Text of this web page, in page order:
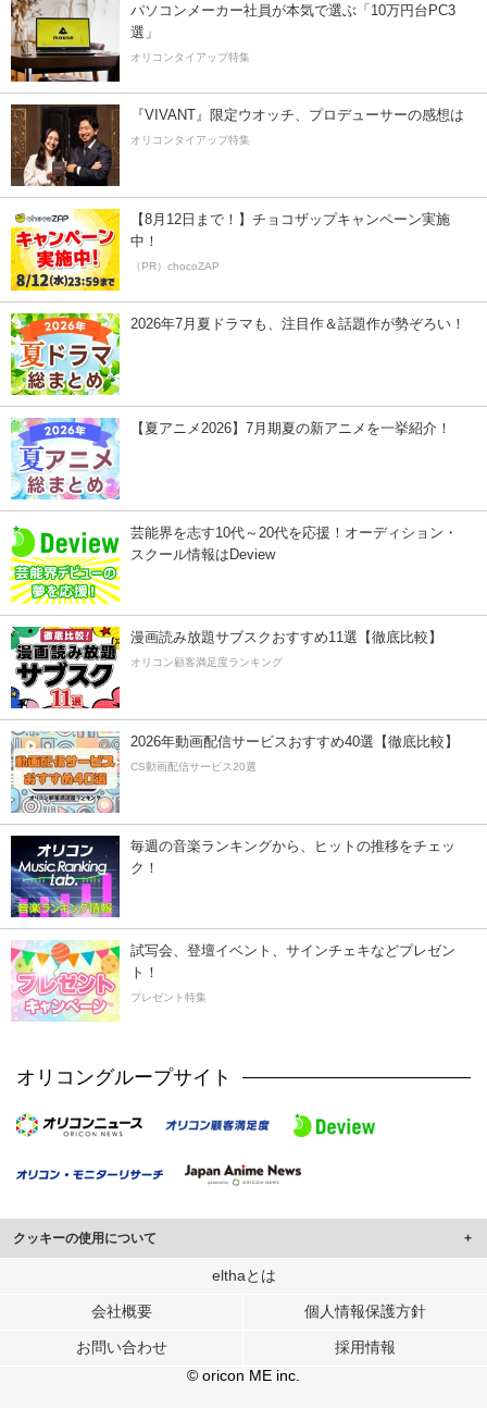
パソコンメーカー社員が本気で選ぶ「10万円台PC3
選」
オリコンタイアップ特集
『VIVANT』限定ウオッチ、プロデューサーの感想は
オリコンタイアップ特集
【8月12日まで！】チョコザップキャンペーン実施
中！
（PR）chocoZAP
2026年7月夏ドラマも、注目作＆話題作が勢ぞろい！
【夏アニメ2026】7月期夏の新アニメを一挙紹介！
芸能界を志す10代～20代を応援！オーディション・
スクール情報はDeview
漫画読み放題サブスクおすすめ11選【徹底比較】
オリコン顧客満足度ランキング
2026年動画配信サービスおすすめ40選【徹底比較】
CS動画配信サービス20選
毎週の音楽ランキングから、ヒットの推移をチェッ
ク！
試写会、登壇イベント、サインチェキなどプレゼン
ト！
プレゼント特集
オリコングループサイト
クッキーの使用について
このサイトでは Cookie を使用して、ユーザーに合わせたコンテンツや広告の
行っています。
メディアや広告配信、データ解析の各パートナーに提供しています。
ユーザーが各パートナーのサービスを使用したときに収集した他の情報を組み
elthaとは
会社概要 個人情報保護方針
お問い合わせ
採用情報
© oricon ME inc.